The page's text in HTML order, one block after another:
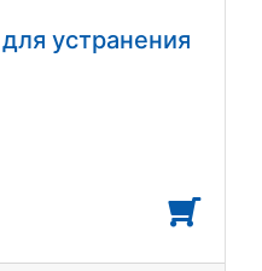
устранения